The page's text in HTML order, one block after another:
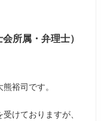
所属・弁理士）
裕司です。
けておりますが、